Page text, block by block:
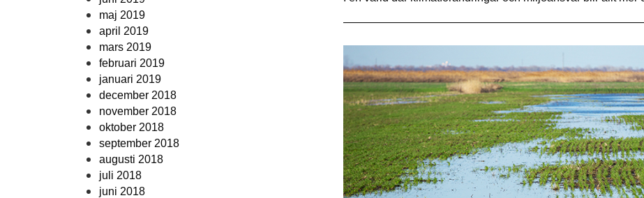
maj 2019
april 2019
mars 2019
februari 2019
januari 2019
december 2018
november 2018
oktober 2018
september 2018
augusti 2018
juli 2018
juni 2018